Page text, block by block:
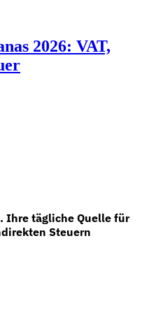
2026: VAT,
Ihre tägliche Quelle für
Steuern